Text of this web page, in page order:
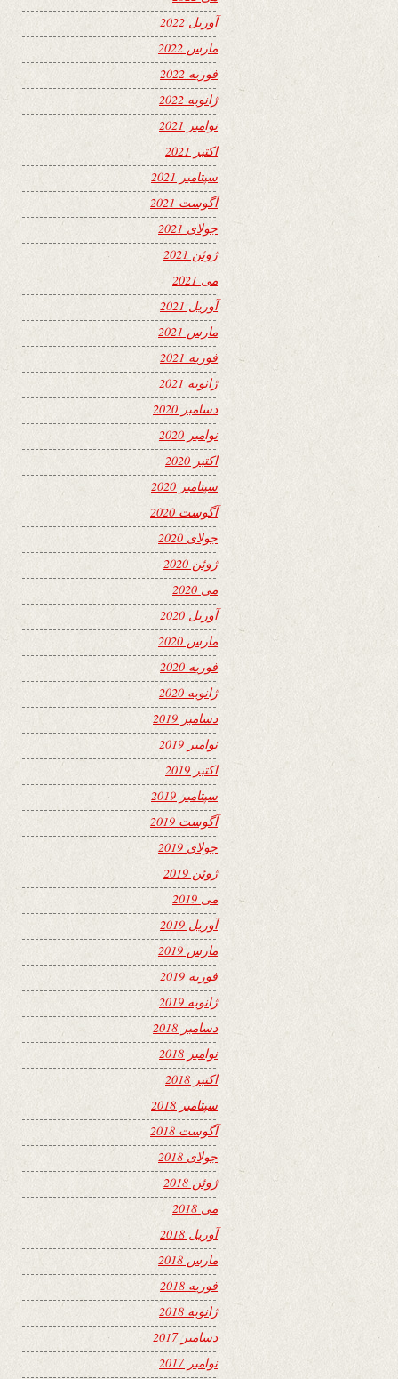
آوریل 2022
مارس 2022
فوریه 2022
ژانویه 2022
نوامبر 2021
اکتبر 2021
سپتامبر 2021
آگوست 2021
جولای 2021
ژوئن 2021
می 2021
آوریل 2021
مارس 2021
فوریه 2021
ژانویه 2021
دسامبر 2020
نوامبر 2020
اکتبر 2020
سپتامبر 2020
آگوست 2020
جولای 2020
ژوئن 2020
می 2020
آوریل 2020
مارس 2020
فوریه 2020
ژانویه 2020
دسامبر 2019
نوامبر 2019
اکتبر 2019
سپتامبر 2019
آگوست 2019
جولای 2019
ژوئن 2019
می 2019
آوریل 2019
مارس 2019
فوریه 2019
ژانویه 2019
دسامبر 2018
نوامبر 2018
اکتبر 2018
سپتامبر 2018
آگوست 2018
جولای 2018
ژوئن 2018
می 2018
آوریل 2018
مارس 2018
فوریه 2018
ژانویه 2018
دسامبر 2017
نوامبر 2017